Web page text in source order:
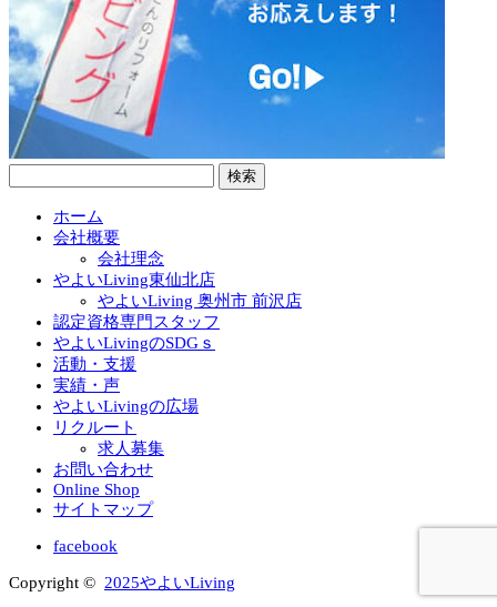
索:
ホーム
会社概要
会社理念
やよいLiving東仙北店
やよいLiving 奥州市 前沢店
認定資格専門スタッフ
やよいLivingのSDGｓ
活動・支援
実績・声
やよいLivingの広場
リクルート
求人募集
お問い合わせ
Online Shop
サイトマップ
facebook
Copyright © 2025やよいLiving